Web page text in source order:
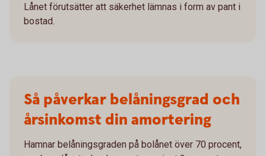
Lånet förutsätter att säkerhet lämnas i form av pant i
bostad.
Så påverkar belåningsgrad och
årsinkomst din amortering
Hamnar belåningsgraden på bolånet över 70 procent,